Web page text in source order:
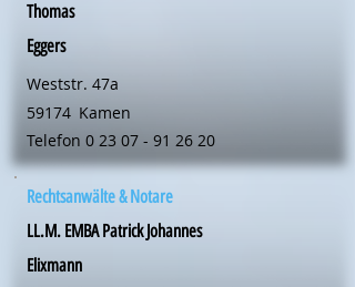
Thomas
Eggers
Weststr. 47a
59174 Kamen
Telefon 0 23 07 - 91 26 20
Rechtsanwälte & Notare
LL.M. EMBA Patrick Johannes
Elixmann